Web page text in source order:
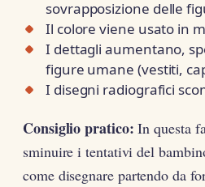
sovrapposizione delle
Il colore viene usato in
I dettagli aumentano,
figure umane (vestiti,
I disegni radiografici
Consiglio pratico: In questa
sminuire i tentativi del
come disegnare partendo da